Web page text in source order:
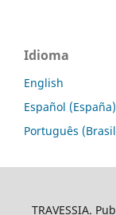
Idioma
English
Español (España)
Português
TRAVESSIA.